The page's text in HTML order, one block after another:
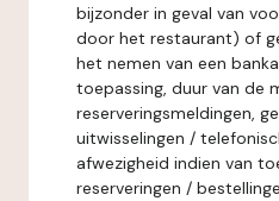
bijzonder in geval van
door het restaurant) of
het nemen van een
toepassing, duur van de
reserveringsmeldingen,
uitwisselingen /
afwezigheid indien van
reserveringen /